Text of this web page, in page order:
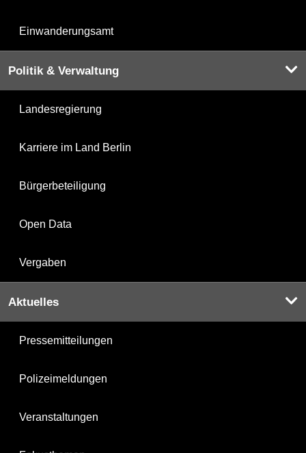
Einwanderungsamt
Politik & Verwaltung
Landesregierung
Karriere im Land Berlin
Bürgerbeteiligung
Open Data
Vergaben
Aktuelles
Pressemitteilungen
Polizeimeldungen
Veranstaltungen